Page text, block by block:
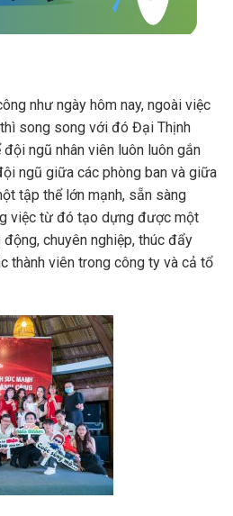
như ngày hôm nay, ngoài việc
song song với đó Đại Thịnh
ngũ nhân viên luôn luôn gắn
ngũ giữa các phòng ban và giữa
tập thể lớn mạnh, sẵn sàng
việc từ đó tạo dựng được một
chuyên nghiệp, thúc đẩy
thành viên trong công ty và cả tổ